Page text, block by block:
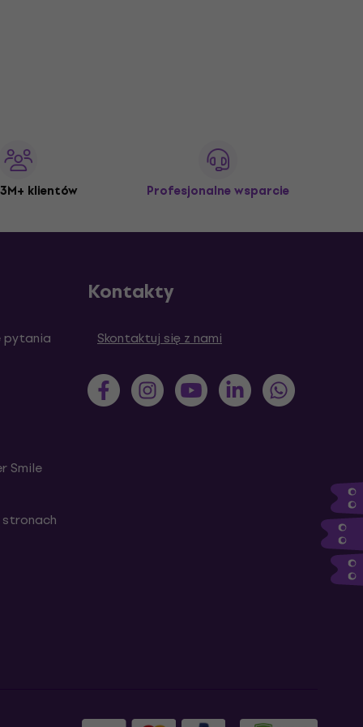
klientów Profesjonalne wsparcie
pytania
Smile
stronach
Kontakty
Skontaktuj się z nami